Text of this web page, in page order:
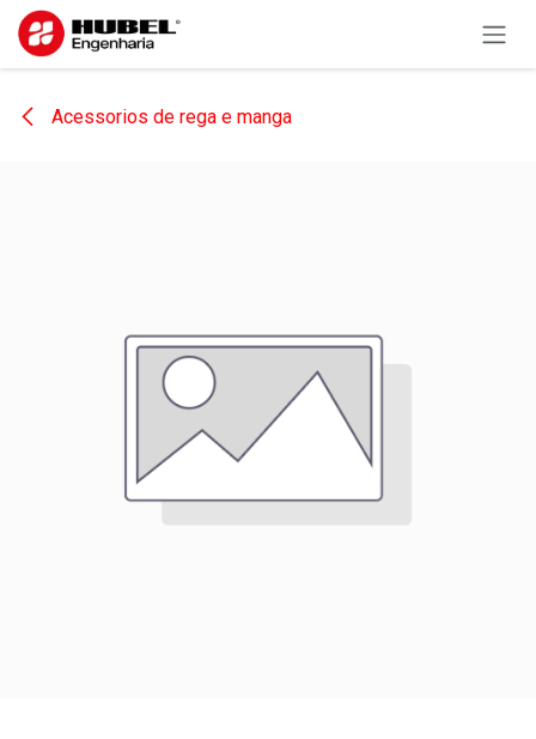
Pular para o conteúdo
Acessorios de rega e manga